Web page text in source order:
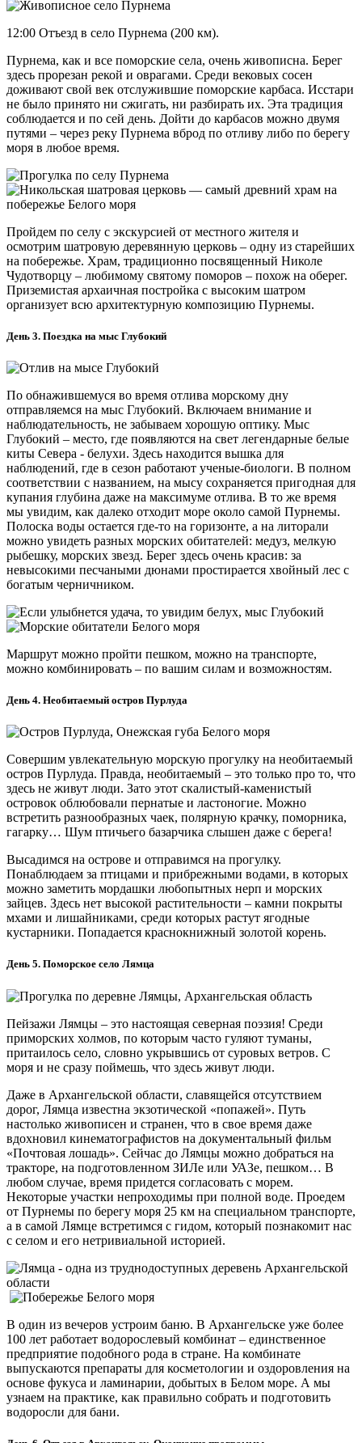
12:00 Отъезд в село Пурнема (200 км).
Пурнема, как и все поморские села, очень живописна. Берег
здесь прорезан рекой и оврагами. Среди вековых сосен
доживают свой век отслужившие поморские карбаса. Исстари
не было принято ни сжигать, ни разбирать их. Эта традиция
соблюдается и по сей день. Дойти до карбасов можно двумя
путями – через реку Пурнема вброд по отливу либо по берегу
моря в любое время.
Пройдем по селу с экскурсией от местного жителя и
осмотрим шатровую деревянную церковь – одну из старейших
на побережье. Храм, традиционно посвященный Николе
Чудотворцу – любимому святому поморов – похож на оберег.
Приземистая архаичная постройка с высоким шатром
организует всю архитектурную композицию Пурнемы.
День 3. Поездка на мыс Глубокий
По обнажившемуся во время отлива морскому дну
отправляемся на мыс Глубокий. Включаем внимание и
наблюдательность, не забываем хорошую оптику. Мыс
Глубокий – место, где появляются на свет легендарные белые
киты Севера - белухи. Здесь находится вышка для
наблюдений, где в сезон работают ученые-биологи. В полном
соответствии с названием, на мысу сохраняется пригодная для
купания глубина даже на максимуме отлива. В то же время
мы увидим, как далеко отходит море около самой Пурнемы.
Полоска воды остается где-то на горизонте, а на литорали
можно увидеть разных морских обитателей: медуз, мелкую
рыбешку, морских звезд. Берег здесь очень красив: за
невысокими песчаными дюнами простирается хвойный лес с
богатым черничником.
Маршрут можно пройти пешком, можно на транспорте,
можно комбинировать – по вашим силам и возможностям.
День 4. Необитаемый остров Пурлуда
Совершим увлекательную морскую прогулку на необитаемый
остров Пурлуда. Правда, необитаемый – это только про то, что
здесь не живут люди. Зато этот скалистый-каменистый
островок облюбовали пернатые и ластоногие. Можно
встретить разнообразных чаек, полярную крачку, поморника,
гагарку… Шум птичьего базарчика слышен даже с берега!
Высадимся на острове и отправимся на прогулку.
Понаблюдаем за птицами и прибрежными водами, в которых
можно заметить мордашки любопытных нерп и морских
зайцев. Здесь нет высокой растительности – камни покрыты
мхами и лишайниками, среди которых растут ягодные
кустарники. Попадается краснокнижный золотой корень.
День 5. Поморское село Лямца
Пейзажи Лямцы – это настоящая северная поэзия! Среди
приморских холмов, по которым часто гуляют туманы,
притаилось село, словно укрывшись от суровых ветров. С
моря и не сразу поймешь, что здесь живут люди.
Даже в Архангельской области, славящейся отсутствием
дорог, Лямца известна экзотической «попажей». Путь
настолько живописен и странен, что в свое время даже
вдохновил кинематографистов на документальный фильм
«Почтовая лошадь». Сейчас до Лямцы можно добраться на
тракторе, на подготовленном ЗИЛе или УАЗе, пешком… В
любом случае, время придется согласовать с морем.
Некоторые участки непроходимы при полной воде. Проедем
от Пурнемы по берегу моря 25 км на специальном транспорте,
а в самой Лямце встретимся с гидом, который познакомит нас
с селом и его нетривиальной историей.
В один из вечеров устроим баню. В Архангельске уже более
100 лет работает водорослевый комбинат – единственное
предприятие подобного рода в стране. На комбинате
выпускаются препараты для косметологии и оздоровления на
основе фукуса и ламинарии, добытых в Белом море. А мы
узнаем на практике, как правильно собрать и подготовить
водоросли для бани.